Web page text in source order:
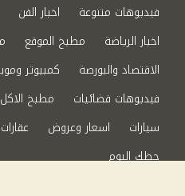
فيديوهات متنوعة
اخبار الفن
اخبار الرياضة
مطبخ الموقع
الاقتصاد والبورصة
كمبيوتر
فيديوهات فضائيات
مطبخ
سيارات
اسعار وعروض
حظك اليوم